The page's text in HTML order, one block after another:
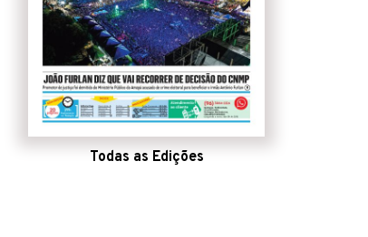
Todas as Edições